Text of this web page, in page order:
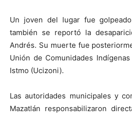
Un joven del lugar fue
también se reportó la
Andrés. Su muerte fue
Unión de Comunidades
Istmo (Ucizoni).
Las autoridades municipales y
Mazatlán responsabilizaron